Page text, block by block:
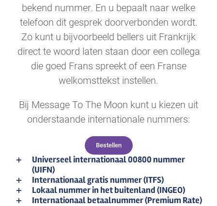
bekend nummer. En u bepaalt naar welke
telefoon dit gesprek doorverbonden wordt.
Zo kunt u bijvoorbeeld bellers uit Frankrijk
direct te woord laten staan door een collega
die goed Frans spreekt of een Franse
welkomsttekst instellen.
Bij Message To The Moon kunt u kiezen uit
onderstaande internationale nummers:
Bestellen
Universeel internationaal 00800 nummer
(UIFN)
Internationaal gratis nummer (ITFS)
Lokaal nummer in het buitenland (INGEO)
Internationaal betaalnummer (Premium Rate)